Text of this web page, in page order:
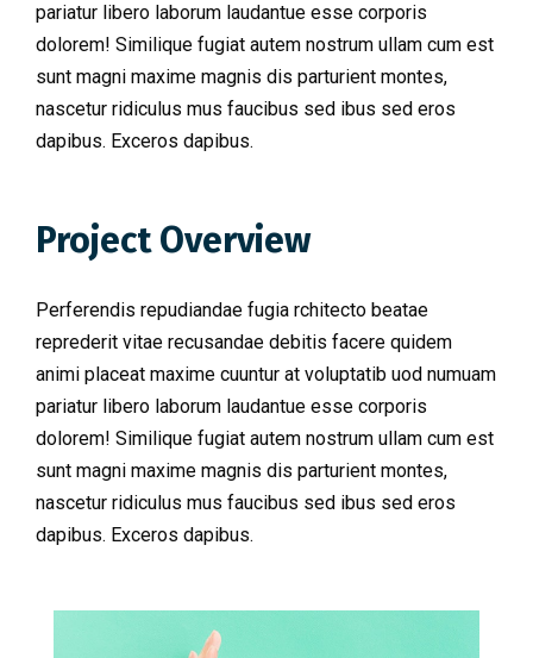
pariatur libero laborum laudantue esse corporis
dolorem! Similique fugiat autem nostrum ullam cum est
sunt magni maxime magnis dis parturient montes,
nascetur ridiculus mus faucibus sed ibus sed eros
dapibus. Exceros dapibus.
Project Overview
Perferendis repudiandae fugia rchitecto beatae
reprederit vitae recusandae debitis facere quidem
animi placeat maxime cuuntur at voluptatib uod numuam
pariatur libero laborum laudantue esse corporis
dolorem! Similique fugiat autem nostrum ullam cum est
sunt magni maxime magnis dis parturient montes,
nascetur ridiculus mus faucibus sed ibus sed eros
dapibus. Exceros dapibus.